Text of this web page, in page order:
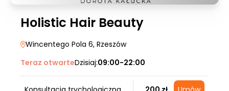
Holistic Hair Beauty
Wincentego Pola 6, Rzeszów
Teraz otwarteDzisiaj:09:00-22:00